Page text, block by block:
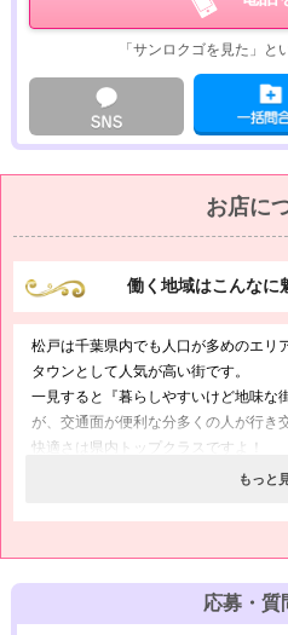
チャット・メールのアルバイトは時給
収入が可能ですので、副業としてだけ
です♪
また、チップなどのボーナスもござい
魅力ですよ(^з^)-☆
☆★======================★☆
ネクストライブでのお給料例
1分30円×5名×60分＝9,000円（1時間あ
・2SHOTのお給料例
1分75円×60分=4,500円（1時間あたりの
1日5時間、会員男性とお話した場合は
が、チャット・メールのアルバイトも
こそ、当店のお仕事はおすすめですよ♪
体験入店もできますので、未経験の女
「サンロクゴを見た」と
お店に
働く地域はこんなに
松戸は千葉県内でも人口が多めのエリ
タウンとして人気が高い街です。
一見すると『暮らしやすいけど地味な
が、交通面が便利な分多くの人が行き
快適さは県内トップクラスですよ！
そうした特徴から男性が喜ぶ風俗店も
い…」とお考えの場合、ネクストライ
また、松戸のチャットルームはキレイ
通勤できますよ☆
もっと
応募・質